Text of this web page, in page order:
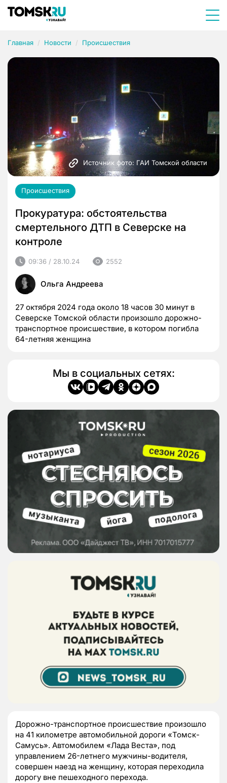
Главная Новости Происшествия
Источник фото: ГАИ Томской области
Происшествия
Прокуратура: обстоятельства
смертельного ДТП в Северске на
контроле
09:36 / 28.10.24 2552
Ольга Андреева
27 октября 2024 года около 18 часов 30 минут в
Северске Томской области произошло дорожно-
транспортное происшествие, в котором погибла
64-летняя женщина
Мы в социальных сетях:
Дорожно-транспортное происшествие произошло
на 41 километре автомобильной дороги «Томск-
Самусь». Автомобилем «Лада Веста», под
управлением 26-летнего мужчины-водителя,
совершен наезд на женщину, которая переходила
дорогу вне пешеходного перехода.